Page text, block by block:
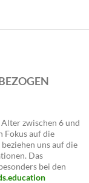
zwischen 6 und
Fokus auf die
uns auf die
Das
bei den